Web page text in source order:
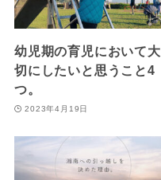
幼児期の育児において大
切にしたいと思うこと4
つ。
2023年4月19日